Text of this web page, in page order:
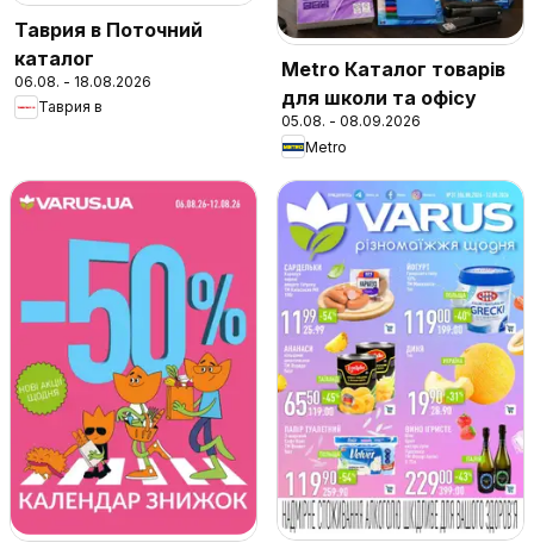
Таврия в Поточний
каталог
06.08. - 18.08.2026
Таврия в
Metro Каталог товарів
для школи та офісу
05.08. - 08.09.2026
Metro